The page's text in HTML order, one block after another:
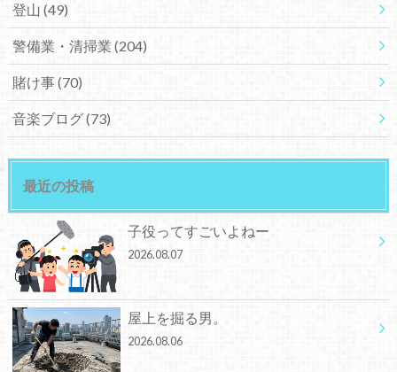
登山 (49)
警備業・清掃業 (204)
賭け事(70)
音楽ブログ(73)
最近の投稿
子役ってすごいよねー
2026.08.07
屋上を掘る男。
2026.08.06